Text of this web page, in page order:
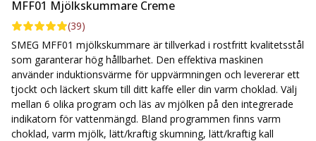
MFF01 Mjölkskummare Creme
(39)
SMEG MFF01 mjölkskummare är tillverkad i rostfritt kvalitetsstål
som garanterar hög hållbarhet. Den effektiva maskinen
använder induktionsvärme för uppvärmningen och levererar ett
tjockt och läckert skum till ditt kaffe eller din varm choklad. Välj
mellan 6 olika program och läs av mjölken på den integrerade
indikatorn för vattenmängd. Bland programmen finns varm
choklad, varm mjölk, lätt/kraftig skumning, lätt/kraftig kall